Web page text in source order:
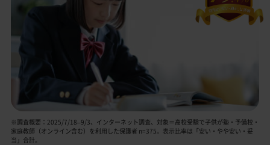
※調査概要：2025/7/18–9/3、インターネット調査、対象＝高校受験で子供が塾・予備校・
家庭教師（オンライン含む）を利用した保護者 n=375。表示比率は「安い・やや安い・妥
当」合計。